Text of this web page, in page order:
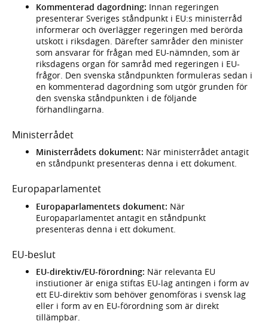
Kommenterad dagordning: Innan regeringen
presenterar Sveriges ståndpunkt i EU:s ministerråd
informerar och överlägger regeringen med berörda
utskott i riksdagen. Därefter samråder den minister
som ansvarar för frågan med EU-nämnden, som är
riksdagens organ för samråd med regeringen i EU-
frågor. Den svenska ståndpunkten formuleras sedan i
en kommenterad dagordning som utgör grunden för
den svenska ståndpunkten i de följande
förhandlingarna.
Ministerrådet
Ministerrådets dokument: När ministerrådet antagit
en ståndpunkt presenteras denna i ett dokument.
Europaparlamentet
Europaparlamentets dokument: När
Europaparlamentet antagit en ståndpunkt
presenteras denna i ett dokument.
EU-beslut
EU-direktiv/EU-förordning: När relevanta EU
instiutioner är eniga stiftas EU-lag antingen i form av
ett EU-direktiv som behöver genomföras i svensk lag
eller i form av en EU-förordning som är direkt
tillämpbar.